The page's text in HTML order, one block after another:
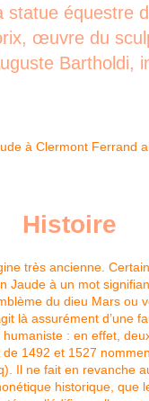
statue équestre
œuvre du
Bartholdi,
Histoire